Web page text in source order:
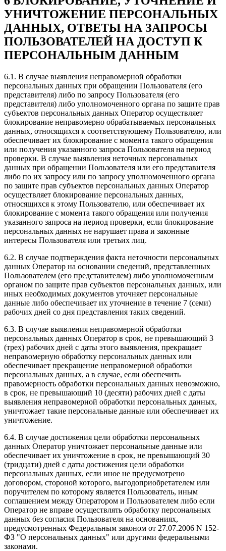
УНИЧТОЖЕНИЕ ПЕРСОНАЛЬНЫХ
ДАННЫХ, ОТВЕТЫ НА ЗАПРОСЫ
ПОЛЬЗОВАТЕЛЕЙ НА ДОСТУП К
ПЕРСОНАЛЬНЫМ ДАННЫМ
6.1. В случае выявления неправомерной обработки
персональных данных при обращении Пользователя (его
представителя) либо по запросу Пользователя (его
представителя) либо уполномоченного органа по защите прав
субъектов персональных данных Оператор осуществляет
блокирование неправомерно обрабатываемых персональных
данных, относящихся к соответствующему Пользователю, или
обеспечивает их блокирование с момента такого обращения
или получения указанного запроса Пользователя на период
проверки. В случае выявления неточных персональных
данных при обращении Пользователя или его представителя
либо по их запросу или по запросу уполномоченного органа
по защите прав субъектов персональных данных Оператор
осуществляет блокирование персональных данных,
относящихся к этому Пользователю, или обеспечивает их
блокирование с момента такого обращения или получения
указанного запроса на период проверки, если блокирование
персональных данных не нарушает права и законные
интересы Пользователя или третьих лиц.
6.2. В случае подтверждения факта неточности персональных
данных Оператор на основании сведений, представленных
Пользователем (его представителем) либо уполномоченным
органом по защите прав субъектов персональных данных, или
иных необходимых документов уточняет персональные
данные либо обеспечивает их уточнение в течение 7 (семи)
рабочих дней со дня представления таких сведений.
6.3. В случае выявления неправомерной обработки
персональных данных Оператор в срок, не превышающий 3
(трех) рабочих дней с даты этого выявления, прекращает
неправомерную обработку персональных данных или
обеспечивает прекращение неправомерной обработки
персональных данных, а в случае, если обеспечить
правомерность обработки персональных данных невозможно,
в срок, не превышающий 10 (десяти) рабочих дней с даты
выявления неправомерной обработки персональных данных,
уничтожает такие персональные данные или обеспечивает их
уничтожение.
6.4. В случае достижения цели обработки персональных
данных Оператор уничтожает персональные данные или
обеспечивает их уничтожение в срок, не превышающий 30
(тридцати) дней с даты достижения цели обработки
персональных данных, если иное не предусмотрено
договором, стороной которого, выгодоприобретателем или
поручителем по которому является Пользователь, иным
соглашением между Оператором и Пользователем либо если
Оператор не вправе осуществлять обработку персональных
данных без согласия Пользователя на основаниях,
предусмотренных Федеральным законом от 27.07.2006 N 152-
ФЗ "О персональных данных" или другими федеральными
законами.